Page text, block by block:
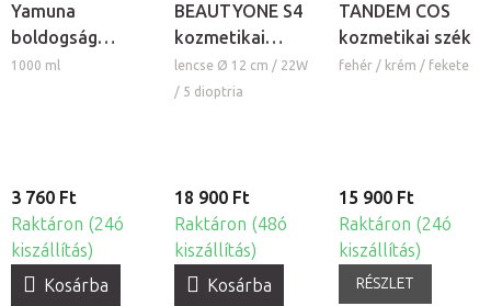
Yamuna
boldogság
masszázskrém
1000 ml
3 760 Ft
Raktáron (24ó
kiszállítás)
Kosárba
BEAUTYONE S4
kozmetikai
lámpa nagyítóval
és állvánnyal
lencse Ø 12 cm / 22W
/ 5 dioptria
18 900 Ft
Raktáron (48ó
kiszállítás)
Kosárba
TANDEM COS
kozmetikai szék
fehér / krém / fekete
15 900 Ft
Raktáron (24ó
kiszállítás)
RÉSZLET